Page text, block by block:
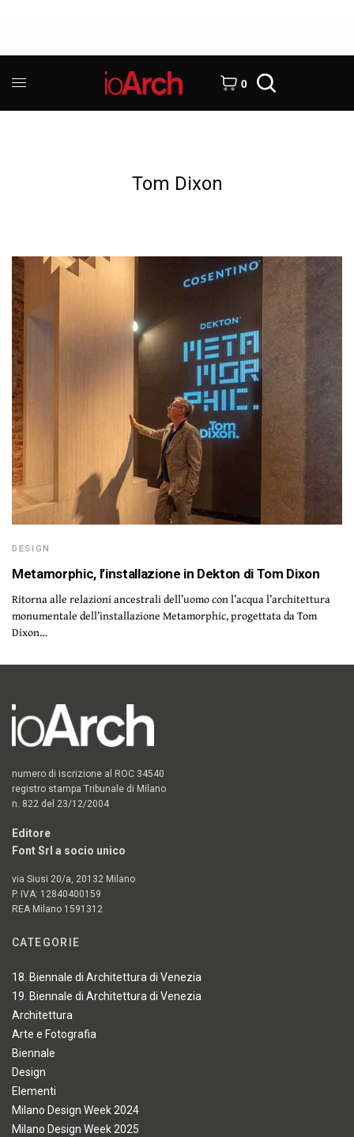
0
Tom Dixon
DESIGN
Metamorphic, l’installazione in Dekton di Tom Dixon
Ritorna alle relazioni ancestrali dell’uomo con l’acqua l’architettura
monumentale dell’installazione Metamorphic, progettata da Tom
Dixon…
numero di iscrizione al ROC 34540
registro stampa Tribunale di Milano
n. 822 del 23/12/2004
Editore
Font Srl a socio unico
via Siusi 20/a, 20132 Milano
P. IVA: 12840400159
REA Milano 1591312
CATEGORIE
18. Biennale di Architettura di Venezia
19. Biennale di Architettura di Venezia
Architettura
Arte e Fotografia
Biennale
Design
Elementi
Milano Design Week 2024
Milano Design Week 2025